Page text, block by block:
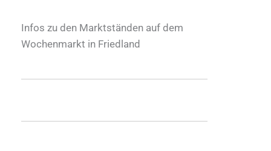
Infos zu den Marktständen auf dem
Wochenmarkt in Friedland